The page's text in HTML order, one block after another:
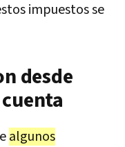
impuestos se
desde
algunos